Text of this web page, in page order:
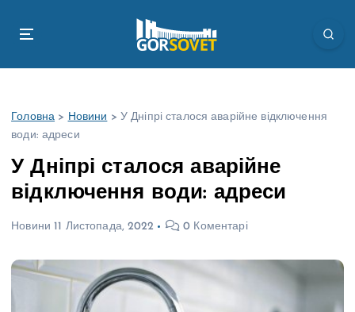
Головна > Новини > У Дніпрі сталося аварійне відключення
води: адреси
У Дніпрі сталося аварійне
відключення води: адреси
Новини 11 Листопада, 2022 0 Коментарі